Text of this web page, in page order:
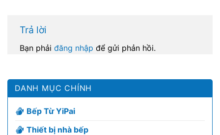
Trả lời
Bạn phải đăng nhập để gửi phản hồi.
DANH MỤC CHÍNH
Bếp Từ YiPai
Thiết bị nhà bếp